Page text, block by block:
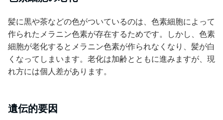
髪に黒や茶などの色がついているのは、色素細胞によって
作られたメラニン色素が存在するためです。しかし、色素
細胞が老化するとメラニン色素が作られなくなり、髪が白
くなってしまいます。老化は加齢とともに進みますが、現
れ方には個人差があります。
遺伝的要因